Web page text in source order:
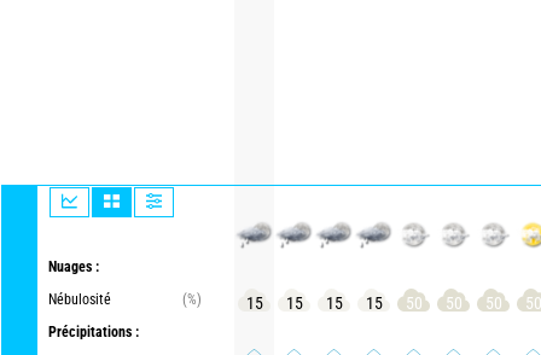
Nuages :
Nébulosité
(%)
Précipitations :
15 15 15 15 50 50 50 50